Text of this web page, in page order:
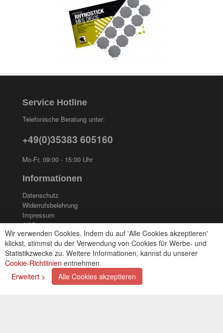
Wir verwenden Cookies. Indem du auf 'Alle Cookies akzeptieren'
klickst, stimmst du der Verwendung von Cookies für Werbe- und
Statistikzwecke zu. Weitere Informationen, kannst du unserer
Cookie-Richtlinien entnehmen.
Erweitert >
Alle Cookies akzeptieren
Service Hotline
Telefonische Beratung unter:
+49(0)35383 605160
Mo-Fr, 09:00 - 15:00 Uhr
Informationen
Datenschutz
Widerrufsbelehrung
Impressum
AGB
Kontakt
Cookies einstellungen
Zahlungsarten